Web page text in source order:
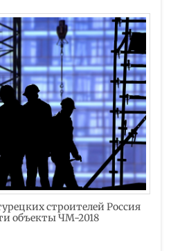
строителей Россия
объекты ЧМ-2018